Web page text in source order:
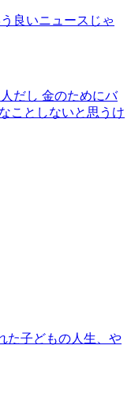
良いニュースじゃ
だし 金のためにバ
ことしないと思うけ
た子どもの人生、や